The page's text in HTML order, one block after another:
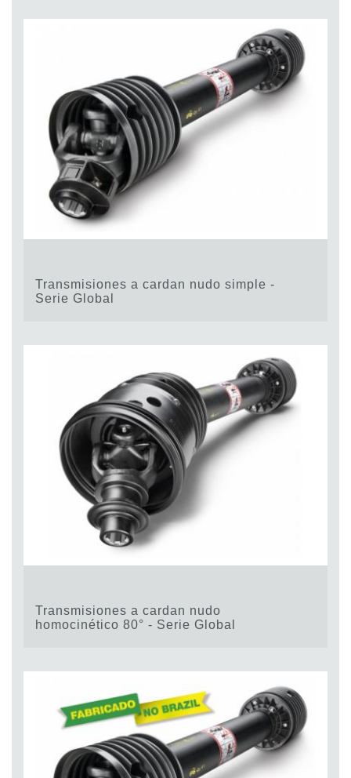
Transmisiones a cardan nudo simple -
Serie Global
Transmisiones a cardan nudo
homocinético 80° - Serie Global